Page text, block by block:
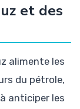
et des
alimente les
du pétrole,
anticiper les